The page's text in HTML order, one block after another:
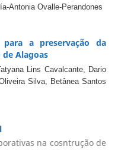
Antonia Ovalle-Perandones
para a preservação da
Alagoas
Lins Cavalcante, Dario
Silva, Betânea Santos
na cosntrução de